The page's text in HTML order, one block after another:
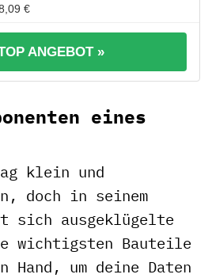
€
ANGEBOT »
eines
klein und
doch in seinem
sich ausgeklügelte
wichtigsten Bauteile
Hand, um deine Daten